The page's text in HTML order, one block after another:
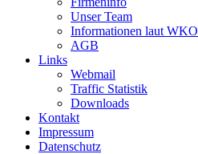
Unser Team
Informationen laut WKO
AGB
Links
Webmail
Traffic Statistik
Downloads
Kontakt
Impressum
Datenschutz